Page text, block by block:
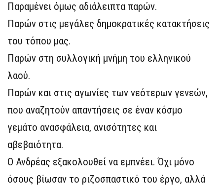
Παραμένει όμως αδιάλειπτα παρών.
Παρών στις μεγάλες δημοκρατικές κατακτήσεις
του τόπου μας.
Παρών στη συλλογική μνήμη του ελληνικού
λαού.
Παρών και στις αγωνίες των νεότερων γενεών,
που αναζητούν απαντήσεις σε έναν κόσμο
γεμάτο ανασφάλεια, ανισότητες και
αβεβαιότητα.
Ο Ανδρέας εξακολουθεί να εμπνέει. Όχι μόνο
όσους βίωσαν το ριζοσπαστικό του έργο, αλλά